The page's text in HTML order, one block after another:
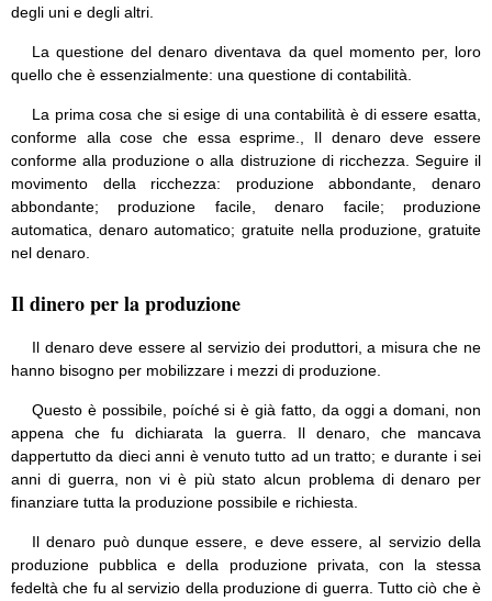
degli uni e degli altri.
La questione del denaro diventava da quel momento per, loro
quello che è essenzialmente: una questione di contabilità.
La prima cosa che si esige di una contabilità è di essere esatta,
conforme alla cose che essa esprime., Il denaro deve essere
conforme alla produzione o alla distruzione di ricchezza. Seguire il
movimento della ricchezza: produzione abbondante, denaro
abbondante; produzione facile, denaro facile; produzione
automatica, denaro automatico; gratuite nella produzione, gratuite
nel denaro.
Il dinero per la produzione
Il denaro deve essere al servizio dei produttori, a misura che ne
hanno bisogno per mobilizzare i mezzi di produzione.
Questo è possibile, poíché si è già fatto, da oggi a domani, non
appena che fu dichiarata la guerra. Il denaro, che mancava
dappertutto da dieci anni è venuto tutto ad un tratto; e durante i sei
anni di guerra, non vi è più stato alcun problema di denaro per
finanziare tutta la produzione possibile e richiesta.
Il denaro può dunque essere, e deve essere, al servizio della
produzione pubblica e della produzione privata, con la stessa
fedeltà che fu al servizio della produzione di guerra. Tutto ciò che è